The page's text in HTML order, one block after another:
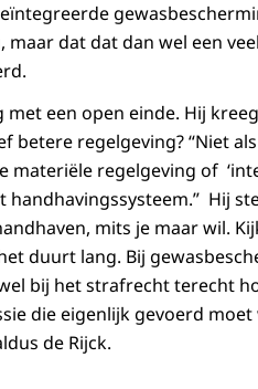
dat dat dan wel een
met een open einde. Hij
regelgeving? “Niet als
materiële regelgeving of
handhavingssysteem.” Hij
mits je maar wil.
duurt lang. Bij
bij het strafrecht terecht
die eigenlijk gevoerd
de Rijck.